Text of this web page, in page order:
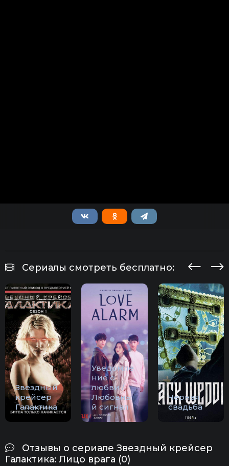
Сериалы смотреть бесплатно:
Звездный
крейсер
Галактика
Уведомле
ние о
любви /
Любовны
й сигнал
Чёрная
свадьба
Отзывы о сериале Звездный крейсер
Галактика: Лицо врага (0)